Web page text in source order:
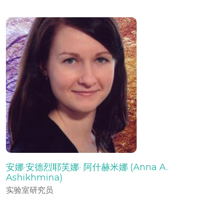
安娜·安德烈耶芙娜· 阿什赫米娜 (Anna A.
Ashikhmina)
实验室研究员